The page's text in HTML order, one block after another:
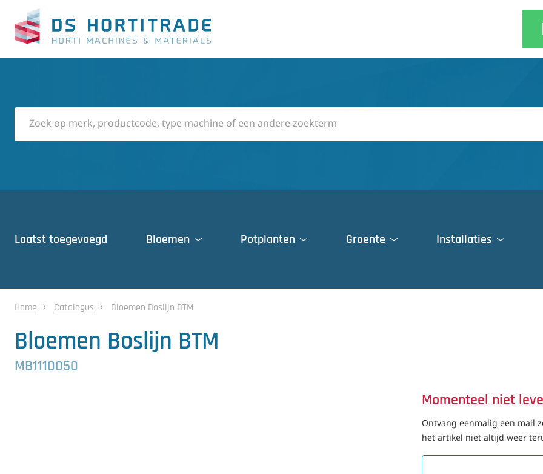
Laatst toegevoegd Bloemen Potplanten
Groente
Gewasbescherming
Ontvochtiging
Installaties
Home Catalogus Bloemen Boslijn BTM
Bloemen Boslijn BTM
MB1110050
Momenteel niet
Ontvang eenmalig een mail
het artikel niet altijd weer